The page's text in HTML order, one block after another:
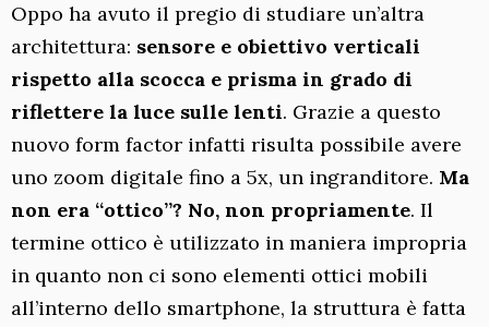
Oppo ha avuto il pregio di studiare un’altra
architettura: sensore e obiettivo verticali
rispetto alla scocca e prisma in grado di
riflettere la luce sulle lenti. Grazie a questo
nuovo form factor infatti risulta possibile avere
uno zoom digitale fino a 5x, un ingranditore. Ma
non era “ottico”? No, non propriamente. Il
termine ottico è utilizzato in maniera impropria
in quanto non ci sono elementi ottici mobili
all’interno dello smartphone, la struttura è fatta